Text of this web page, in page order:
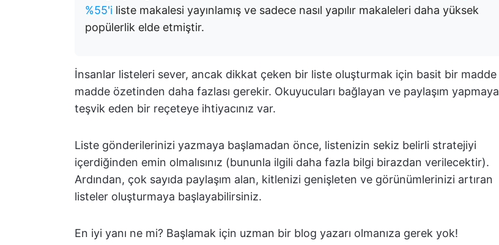
%55'i liste makalesi yayınlamış ve sadece nasıl yapılır makaleleri daha yüksek
popülerlik elde etmiştir.
İnsanlar listeleri sever, ancak dikkat çeken bir liste oluşturmak için basit bir madde
madde özetinden daha fazlası gerekir. Okuyucuları bağlayan ve paylaşım yapmaya
teşvik eden bir reçeteye ihtiyacınız var.
Liste gönderilerinizi yazmaya başlamadan önce, listenizin sekiz belirli stratejiyi
içerdiğinden emin olmalısınız (bununla ilgili daha fazla bilgi birazdan verilecektir).
Ardından, çok sayıda paylaşım alan, kitlenizi genişleten ve görünümlerinizi artıran
listeler oluşturmaya başlayabilirsiniz.
En iyi yanı ne mi? Başlamak için uzman bir blog yazarı olmanıza gerek yok!